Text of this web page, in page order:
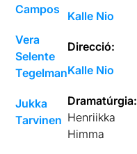
Campos
Vera
Selente
Tegelman
Jukka
Tarvinen
Kalle Nio
Direcció:
Kalle Nio
Dramatúrgia:
Henriikka
Himma